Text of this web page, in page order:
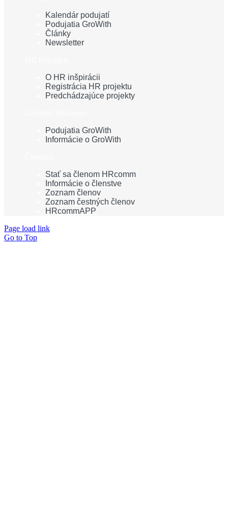
Kalendár podujatí
Podujatia GroWith
Články
Newsletter
O HR inšpirácii
Registrácia HR projektu
Predchádzajúce projekty
Podujatia GroWith
Informácie o GroWith
Stať sa členom HRcomm
Informácie o členstve
Zoznam členov
Zoznam čestných členov
HRcommAPP
Page load link
Go to Top